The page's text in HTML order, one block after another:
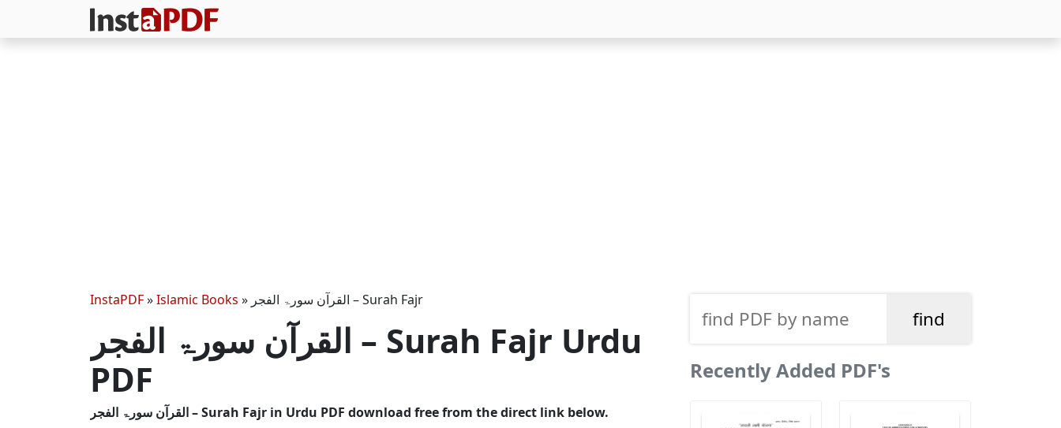
InstaPDF»Islamic Books » القرآن سورۃ الفجر – Surah Fajr
القرآن سورۃ الفجر – Surah Fajr Urdu
PDF
القرآن سورۃ الفجر – Surah Fajr in Urdu PDF download free from the direct link below.
Recently Added PDF's